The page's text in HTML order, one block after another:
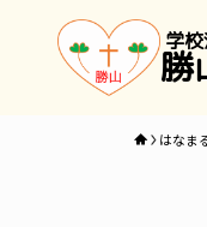
学
勝
はなま